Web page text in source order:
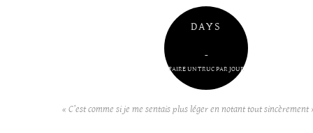
DAYS
–
FAIRE UN TRUC PAR JOUR
« C’est comme si je me sentais plus léger en notant tout sincèrement